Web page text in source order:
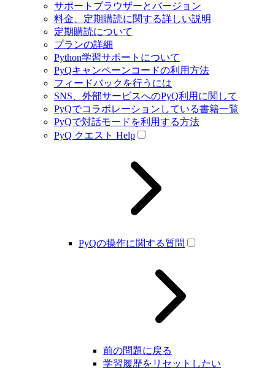
サポートブラウザーとバージョン
料金、定期購読に関する詳しい説明
定期購読について
プランの詳細
Python学習サポートについて
PyQキャンペーンコードの利用方法
フィードバックを行うには
SNS、外部サービスへのPyQ利用に関して
PyQでコラボレーションしている書籍一覧
PyQで対話モードを利用する方法
PyQ クエスト Help
PyQの操作に関する質問
前の問題に戻る
学習履歴をリセットしたい